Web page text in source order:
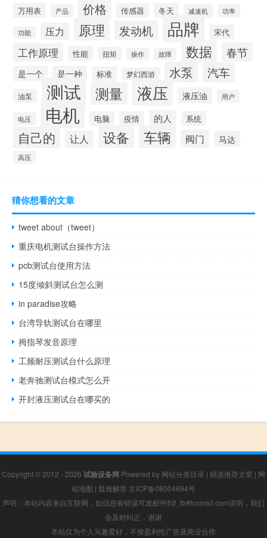
万用表 产品 价格 传感器 冬天 减速机 功率
功能 压力 原理 发动机 品牌 宋代
工作原理 性能 扭矩 操作 故障 数据 春节
是一个 是一种 标准 梦幻西游 水泵 汽车
油泵 测试 测量 液压 液压油 用户
电压 电机 电脑 疫情 的人 系统
自己的 让人 设备 车辆 阀门 马达
高压
猜你想看的文章
tweet about（tweet）
重庆电机测试台操作方法
pcb测试台使用方法
15度倾斜测试台怎么测
in paradise攻略
台湾导轨测试台在哪里
拇指琴发音原理
工频耐压测试台什么原理
老奔驰测试台模式怎么开
开封液压测试台在哪买的
Copyright © 2012 - 2026 试验设备网 Powered by 网站分类目录 | 精选推荐文章 | 网
站地图 | 疑难解答 京ICP备08004694号
声明：本站内容来自互联网，如信息有错误可发邮件到f_fb#foxmail.com说明，我们
会及时纠正，谢谢
本站仅为个人兴趣爱好，不接盈利性广告及商业合作